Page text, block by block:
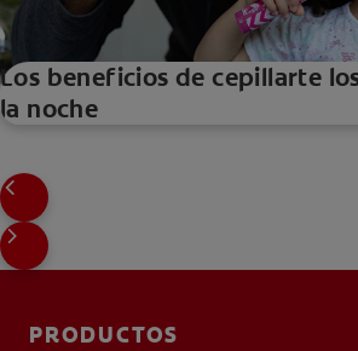
Los beneficios de cepillarte
la noche
PRODUCTOS